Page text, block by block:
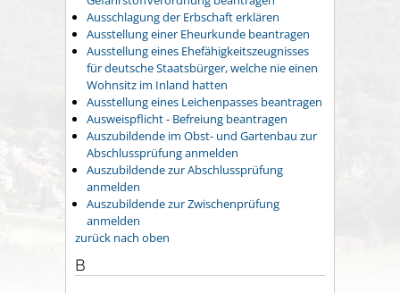
Ausschlagung der Erbschaft erklären
Ausstellung einer Eheurkunde beantragen
Ausstellung eines Ehefähigkeitszeugnisses
für deutsche Staatsbürger, welche nie einen
Wohnsitz im Inland hatten
Ausstellung eines Leichenpasses beantragen
Ausweispflicht - Befreiung beantragen
Auszubildende im Obst- und Gartenbau zur
Abschlussprüfung anmelden
Auszubildende zur Abschlussprüfung
anmelden
Auszubildende zur Zwischenprüfung
anmelden
zurück nach oben
B